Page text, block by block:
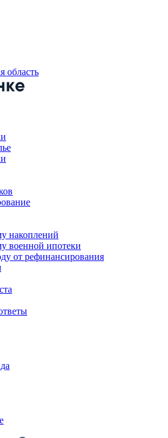
область
накоплений
военной ипотеки
от рефинансирования